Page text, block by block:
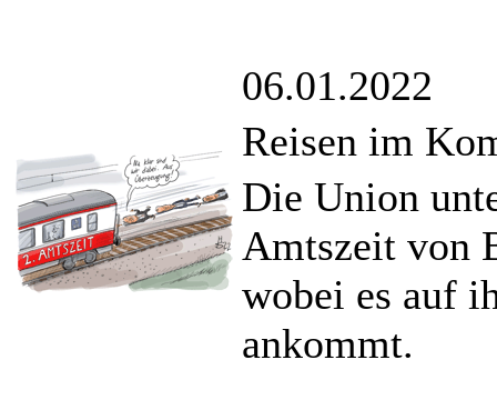
06.01.2022
Reisen im
Die Union
Amtszeit von
wobei es auf
ankommt.